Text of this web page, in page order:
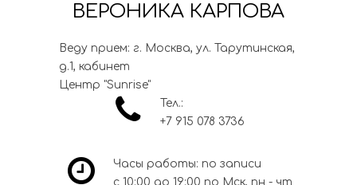
ВЕРОНИКА КАРПОВА
Веду прием: г. Москва, ул. Тарутинская,
д.1, кабинет
Центр "Sunrise"

Тел.:
+7 915 078 3736

Часы работы: по записи
с 10:00 до 19:00 по Мск, пн - чт